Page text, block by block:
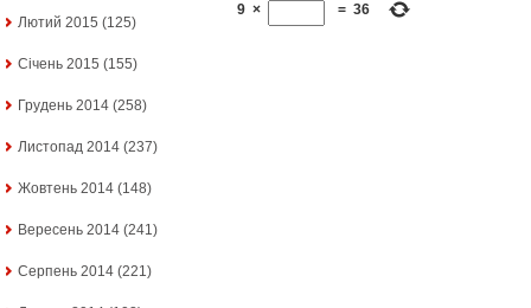
Лютий 2015 (125)
Січень 2015 (155)
Грудень 2014 (258)
Листопад 2014 (237)
Жовтень 2014 (148)
Вересень 2014 (241)
Серпень 2014 (221)
9 × = 36